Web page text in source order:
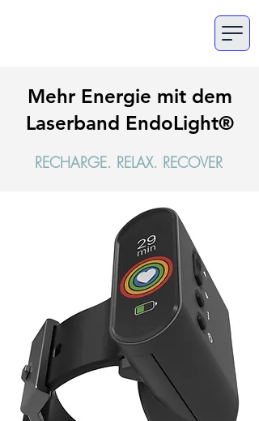
Mehr Energie mit dem
Laserband EndoLight®
RECHARGE. RELAX. RECOVER